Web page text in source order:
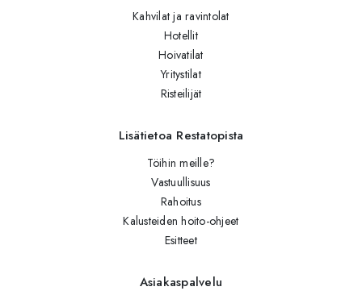
Kahvilat ja ravintolat
Hotellit
Hoivatilat
Yritystilat
Risteilijät
Lisätietoa Restatopista
Töihin meille?
Vastuullisuus
Rahoitus
Kalusteiden hoito-ohjeet
Esitteet
Asiakaspalvelu